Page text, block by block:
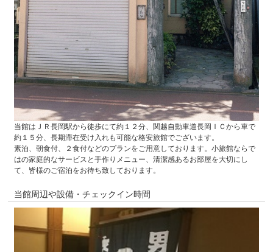
当館はＪＲ長岡駅から徒歩にて約１２分、関越自動車道長岡ＩＣから車で
約１５分、長期滞在受け入れも可能な格安旅館でございます。
素泊、朝食付、２食付などのプランをご用意しております。小旅館ならで
はの家庭的なサービスと手作りメニュー、清潔感あるお部屋を大切にし
て、皆様のご宿泊をお待ち致しております。
当館周辺や設備・チェックイン時間